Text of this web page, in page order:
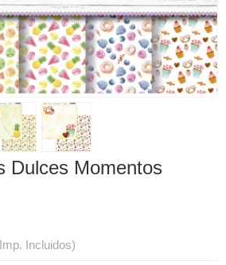
Dulces Momentos
Incluidos)